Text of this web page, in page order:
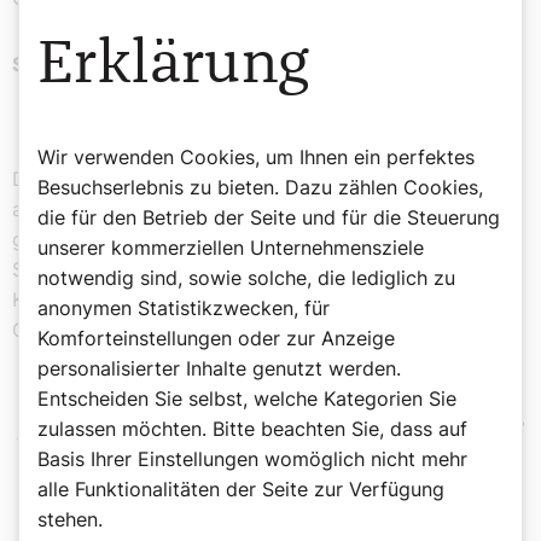
Sind Sie in einer gläubigen Familie aufgewachsen?
Der Glaube wurde uns Kindern in die Wiege gelegt.
Damals war es selbstverständlich, am Sonntag
aufzustehen, in die Kirche zu gehen, danach
gemeinsam mit unserer Mutter und den beiden
Schwestern zu kochen und zu essen. Auch bei meinen
Kindern war mir immer sehr wichtig zu vermitteln: Der
Glaube gehört dazu.
„In der Karlskirche bin ich mittlerweile
seit zweieinhalb Jahren aktiv und
habe sie sehr liebgewonnen.“
Erklärung
Wir verwenden Cookies, um Ihnen ein perfektes
Besuchserlebnis zu bieten. Dazu zählen Cookies,
die für den Betrieb der Seite und für die Steuerung
unserer kommerziellen Unternehmensziele
notwendig sind, sowie solche, die lediglich zu
anonymen Statistikzwecken, für
Komforteinstellungen oder zur Anzeige
personalisierter Inhalte genutzt werden.
Entscheiden Sie selbst, welche Kategorien Sie
zulassen möchten. Bitte beachten Sie, dass auf
Basis Ihrer Einstellungen womöglich nicht mehr
alle Funktionalitäten der Seite zur Verfügung
stehen.